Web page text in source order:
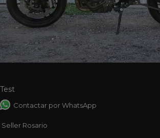
Test
Contactar por WhatsApp
Seller Rosario